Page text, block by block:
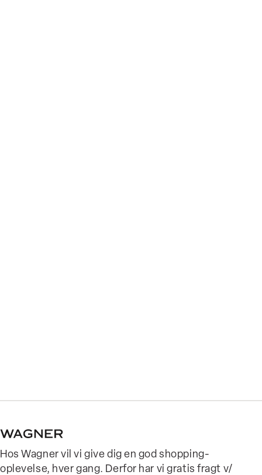
Hos Wagner vil vi give dig en god shopping-
oplevelse, hver gang. Derfor har vi gratis fragt v/